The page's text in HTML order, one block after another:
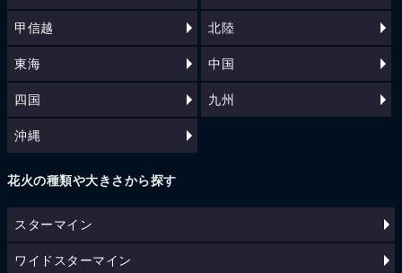
甲信越 北陸
東海 中国
四国 九州
沖縄
花火の種類や大きさから探す
スターマイン
ワイドスターマイン